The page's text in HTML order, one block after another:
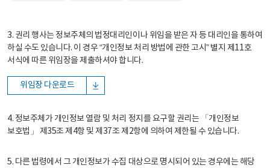
3. 권리 행사는 정보주체의 법정대리인이나 위임을 받은 자 등 대리인을 통하여
하실 수도 있습니다. 이 경우 “개인정보 처리 방법에 관한 고시” 별지 제11호
서식에 따른 위임장을 제출하셔야 합니다.
위임장 다운로드
4. 정보주체가 개인정보 열람 및 처리 정지를 요구할 권리는 「개인정보
보호법」 제35조 제4항 및 제37조 제2항에 의하여 제한될 수 있습니다.
5. 다른 법령에서 그 개인정보가 수집 대상으로 명시되어 있는 경우에는 해당